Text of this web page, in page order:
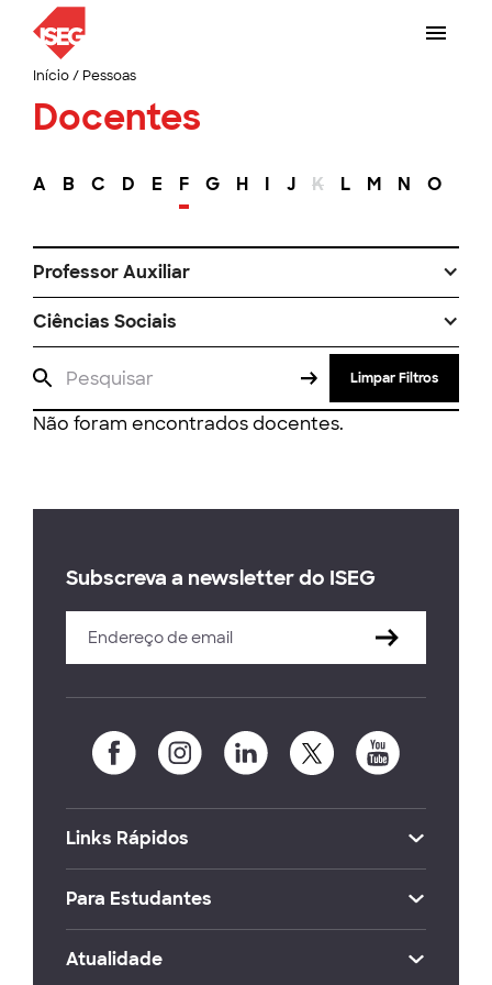
Início/ Pessoas
Docentes
A B C D E F G H I J K L M N O
Professor Auxiliar
Ciências Sociais
Limpar Filtros
Não foram encontrados docentes.
Subscreva a newsletter do ISEG
Links Rápidos
Para Estudantes
Atualidade